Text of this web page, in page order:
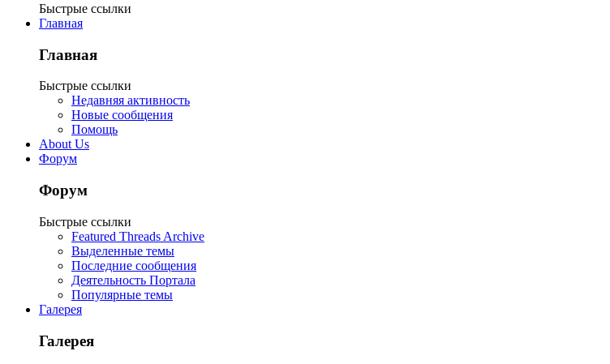
Быстрые ссылки
Главная
Главная
Быстрые ссылки
Недавняя активность
Новые сообщения
Помощь
About Us
Форум
Форум
Быстрые ссылки
Featured Threads Archive
Выделенные темы
Последние сообщения
Деятельность Портала
Популярные темы
Галерея
Галерея